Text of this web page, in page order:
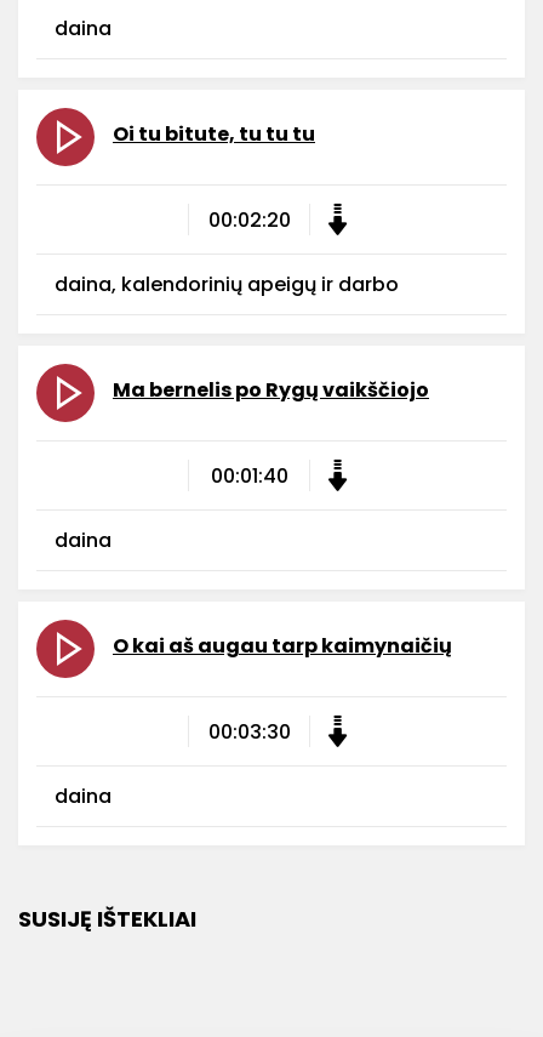
daina
Oi tu bitute, tu tu tu
00:02:20
daina, kalendorinių apeigų ir darbo
Ma bernelis po Rygų vaikščiojo
00:01:40
daina
O kai aš augau tarp kaimynaičių
00:03:30
daina
SUSIJĘ IŠTEKLIAI